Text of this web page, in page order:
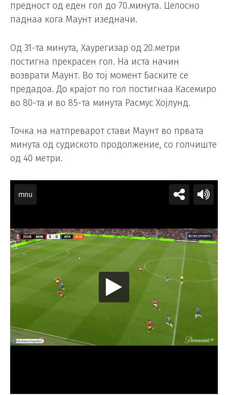
предност од еден гол до 70.минута. Целосно
паднаа кога Маунт изедначи.
Од 31-та минута, Хаурегизар од 20.метри
постигна прекрасен гол. На иста начин
возврати Маунт. Во тој момент Баските се
предадоа. До крајот по гол постигнаа Касемиро
во 80-та и во 85-та минута Расмус Хојлунд.
Точка на натпреварот стави Маунт во првата
минута од судиското продолжение, со голчиште
од 40 метри.